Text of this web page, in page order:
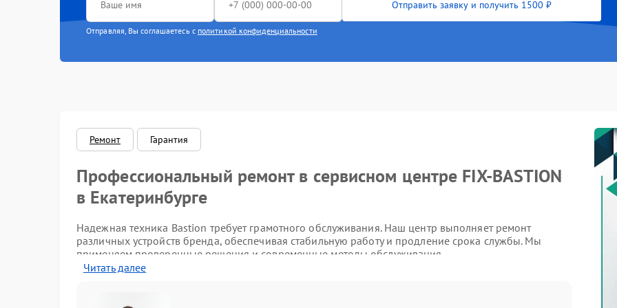
Отправить заявку и получить 1500 ₽
Отправляя, Вы соглашаетесь с политикой конфиденциальности
Ремонт Гарантия
Профессиональный ремонт в сервисном центре FIX-BASTION
в Екатеринбурге
Надежная техника Bastion требует грамотного обслуживания. Наш центр выполняет ремонт
различных устройств бренда, обеспечивая стабильную работу и продление срока службы. Мы
применяем проверенные решения и современные методы обслуживания.
Читать далее